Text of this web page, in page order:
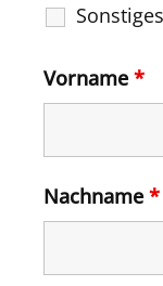
Sonstiges
Vorname *
Nachname *